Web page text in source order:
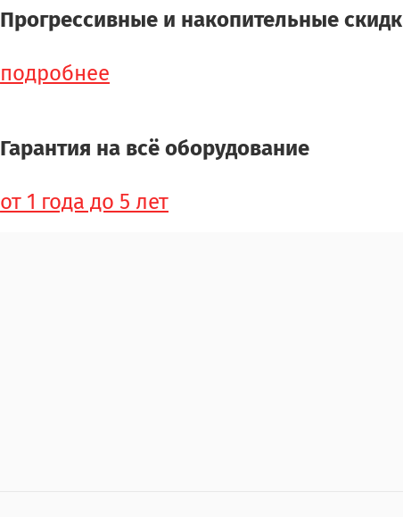
Прогрессивные и накопительные
подробнее
Гарантия на всё оборудование
от 1 года до 5 лет